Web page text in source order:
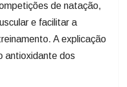
de natação,
e facilitar a
A explicação
antioxidante dos